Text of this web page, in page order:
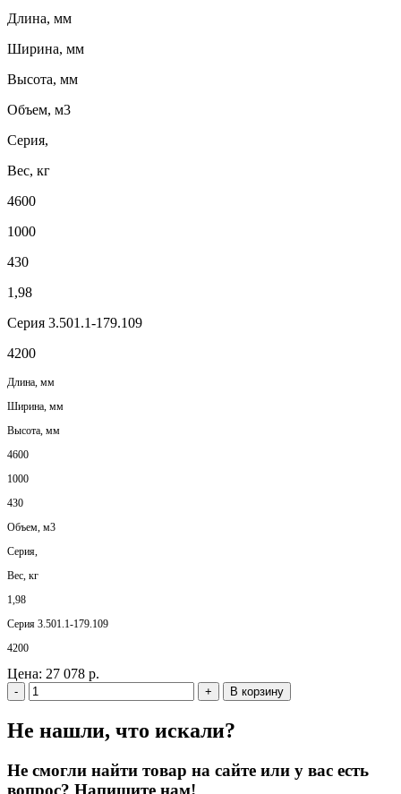
Длина, мм
Ширина, мм
Высота, мм
Объем, м3
Серия,
Вес, кг
4600
1000
430
1,98
Серия 3.501.1-179.109
4200
Длина, мм
Ширина, мм
Высота, мм
4600
1000
430
Объем, м3
Серия,
Вес, кг
1,98
Серия 3.501.1-179.109
4200
Цена: 27 078 р.
- + В корзину
Не нашли, что искали?
Не смогли найти товар на сайте или у вас есть
вопрос? Напишите нам!